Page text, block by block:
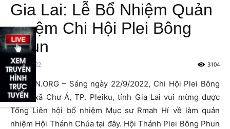
Gia Lai: Lễ Bổ Nhiệm Quản
Nhiệm Chi Hội Plei Bông
Phun
23/09/2022 3104
HTTLVN.ORG – Sáng ngày 22/9/2022, Chi Hội Plei Bông
Phun, xã Chư Á, TP. Pleiku, tỉnh Gia Lai vui mừng được
Tổng Liên hội bổ nhiệm Mục sư Rmah Hí về làm quản
nhiệm Hội Thánh Chúa tại đây. Hội Thánh Plei Bông Phun